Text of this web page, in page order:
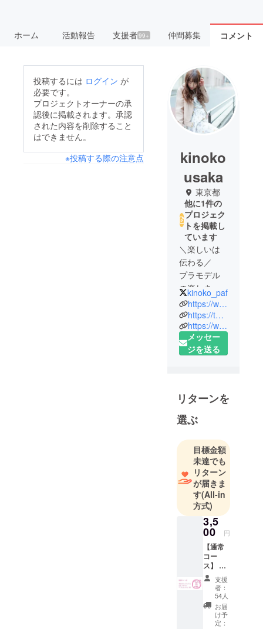
ホーム 活動報告 支援者99+ 仲間募集 コメント
投稿するには ログイン が
必要です。
プロジェクトオーナーの承
認後に掲載されます。承認
された内容を削除すること
はできません。
※投稿する際の注意点
kinoko
usaka
東京都
他に1件の
プロジェク
トを掲載し
ています
＼楽しいは
伝わる／
プラモデル
の楽しさを
広めるプラ
モアイド
ル。プロモ
デラー。
YouTuber。
【香坂きの
と模型人-も
けんちゅ-
https://www.y
outube.com/
user/kinokou
saka
・プラモデ
ルの作り
方、ハウ
ツーの発信
・プラモデ
ルや工具塗
料のメー
カーの新商
品の紹介や
kinoko_paf
https://www.youtube.com/user/kinokousaka
https://twitter.com/kinoko_paf
https://www.instagram.com/kinokousaka/
メッセー
ジを送る
リターンを
選ぶ
目標金額
未達でも
リターン
が届きま
す(All-in
方式)
3,5
00 円
【通常
コー
ス】 ・
香坂き
のオリ
ジナル
CDアル
バム
「イメ
支援
者：
54人
お届
け予
定：